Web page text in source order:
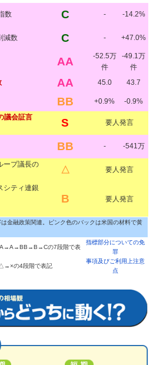
数 C - -14.2%
減数 C - +47.0%
AA
-52.5万
件
-49.1万
件
AA 45.0 43.7
BB +0.9%
-0.9%
議会証言
S 要人発言
BB - -541万
ープ議長の
△ 要人発言
シティ連銀
B 要人発言
金融政策関連。ピンク色のバックは米国の材料で黄
の7段階で表
の4段階で表記
指標部分についての免
罪
事項及びご利用上注意
点